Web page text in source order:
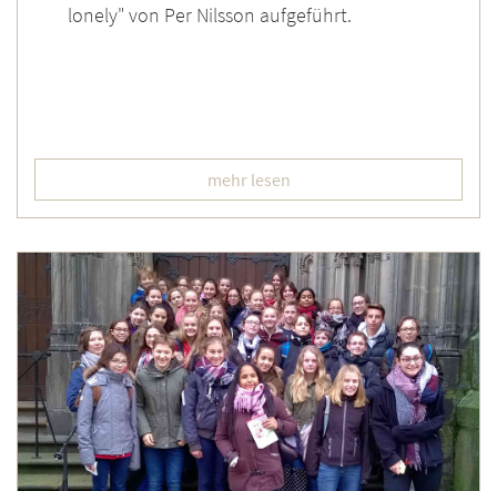
lonely" von Per Nilsson aufgeführt.
mehr lesen